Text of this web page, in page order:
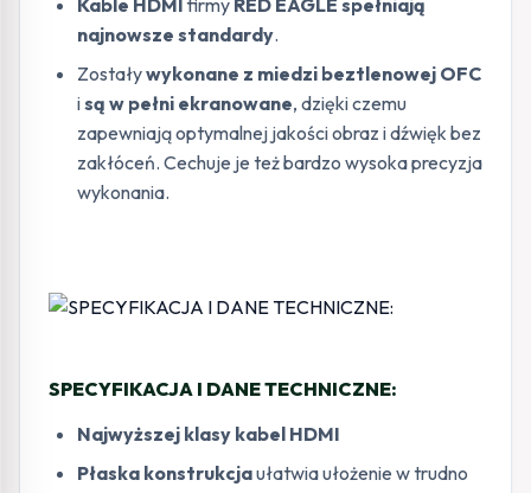
najnowsze standardy.
Zostaływykonane z miedzi beztlenowej OFC
isą w pełni ekranowane, dzięki czemu
zapewniają optymalnej jakości obraz i dźwięk bez
zakłóceń. Cechuje je też bardzo wysoka precyzja
wykonania.
SPECYFIKACJA I DANE TECHNICZNE:
Najwyższej klasy kabel HDMI
Płaska konstrukcjaułatwia ułożenie w trudno